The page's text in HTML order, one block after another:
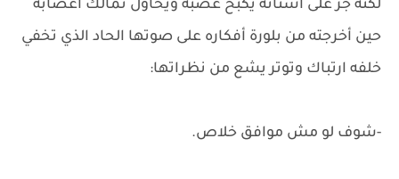
لكنه جز على أسنانه يكبح غضبه ويحاول تمالك أعصابه
حين أخرجته من بلورة أفكاره على صوتها الحاد الذي تخفي
خلفه ارتباك وتوتر يشع من نظراتها:
-شوف لو مش موافق خلاص.